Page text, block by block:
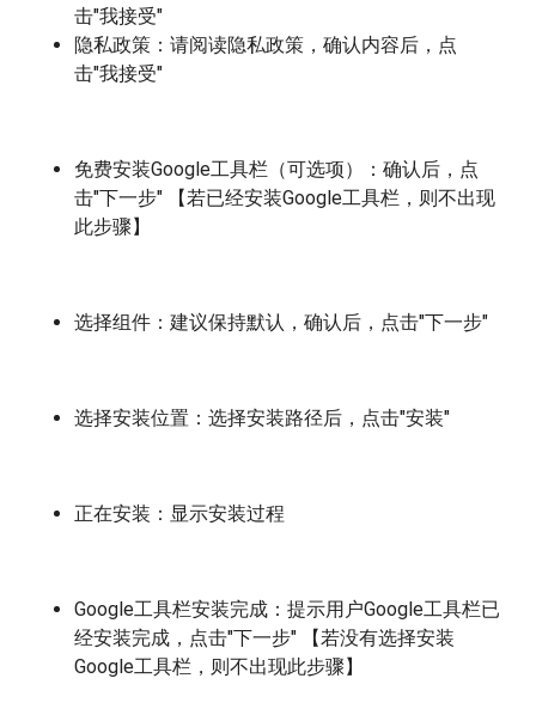
击"我接受"
隐私政策：请阅读隐私政策，确认内容后，点
击"我接受"
免费安装Google工具栏（可选项）：确认后，点
击"下一步" 【若已经安装Google工具栏，则不出现
此步骤】
选择组件：建议保持默认，确认后，点击"下一步"
选择安装位置：选择安装路径后，点击"安装"
正在安装：显示安装过程
Google工具栏安装完成：提示用户Google工具栏已
经安装完成，点击"下一步" 【若没有选择安装
Google工具栏，则不出现此步骤】